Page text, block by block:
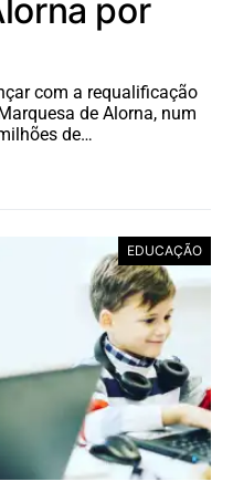
por
com a requalificação
de Alorna, num
de…
EDUCAÇÃO